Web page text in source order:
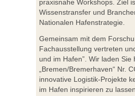
praxisnahe Workshops. Ziel
Wissenstransfer und
Nationalen Hafenstrategie.
Gemeinsam mit dem
Fachausstellung vertreten
und im Hafen”. Wir laden
„Bremen/Bremerhaven“ Nr.
innovative Logistik-Projekte
im Hafen inspirieren zu